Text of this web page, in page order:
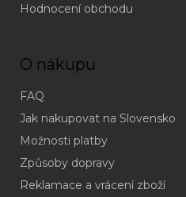
Hodnocení obchodu
O nákupu
FAQ
Jak nakupovat na Slovensko
Možnosti platby
Způsoby dopravy
Reklamace a vrácení zboží